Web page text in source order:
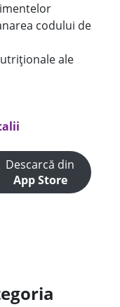
codului de
ale
Descarcă din
App Store